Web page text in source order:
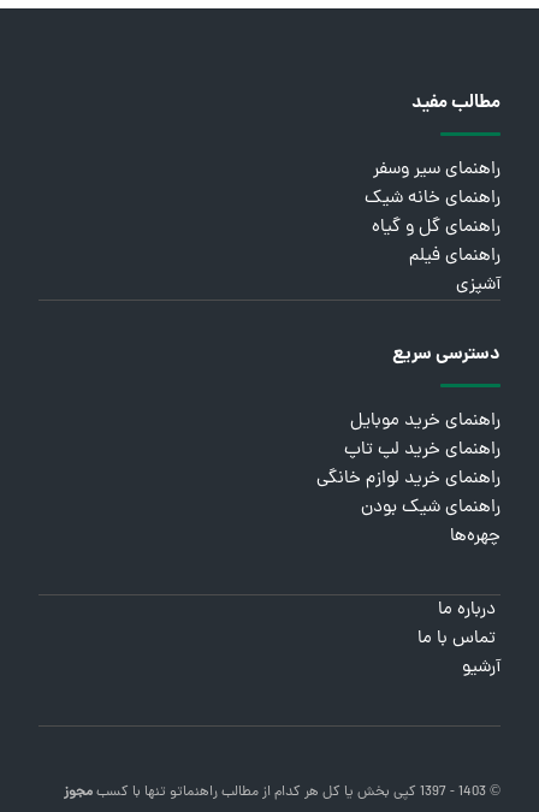
مطالب مفید
راهنمای سیر وسفر
راهنمای خانه شیک
راهنمای گل و گیاه
راهنمای فیلم
آشپزی
دسترسی سریع
راهنمای خرید موبایل
راهنمای خرید لپ تاپ
راهنمای خرید لوازم خانگی
راهنمای شیک بودن
چهره‌ها
درباره ما
تماس با ما
آرشیو
© 1403 - 1397 کپی بخش یا کل هر کدام از مطالب راهنماتو تنها با کسبمجوز